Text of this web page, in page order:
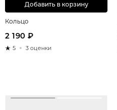
Добавить в корзину
Кольцо
2 190 ₽
5 3 оценки